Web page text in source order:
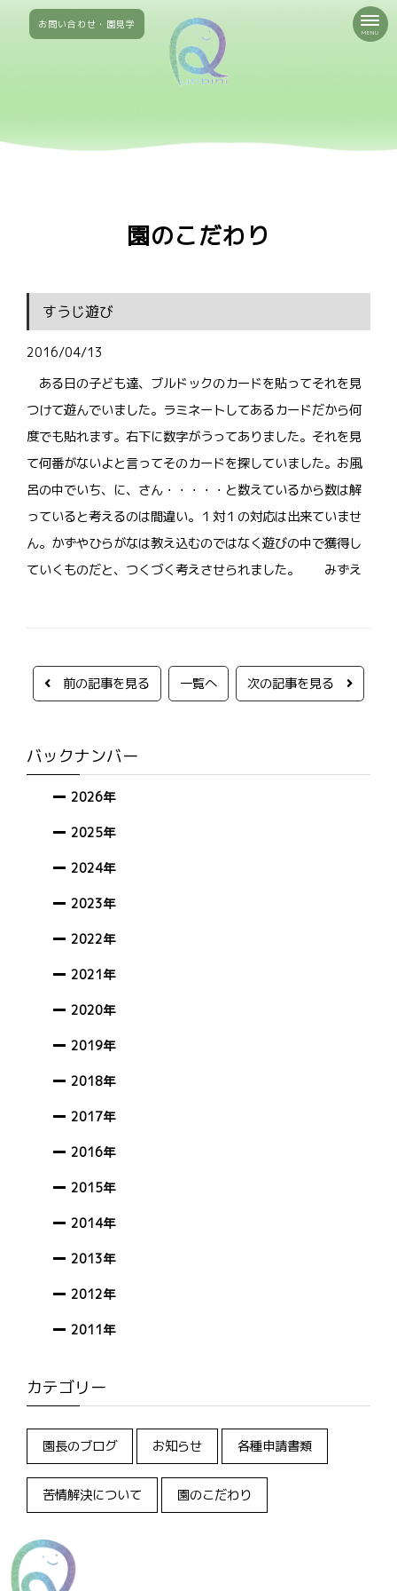
お問い合わせ・園見学
MENU
園のこだわり
すうじ遊び
2016/04/13
ある日の子ども達、ブルドックのカードを貼ってそれを見
つけて遊んでいました。ラミネートしてあるカードだから何
度でも貼れます。右下に数字がうってありました。それを見
て何番がないよと言ってそのカードを探していました。お風
呂の中でいち、に、さん・・・・・と数えているから数は解
っていると考えるのは間違い。１対１の対応は出来ていませ
ん。かずやひらがなは教え込むのではなく遊びの中で獲得し
ていくものだと、つくづく考えさせられました。 みずえ
前の記事を見る 一覧へ 次の記事を見る
バックナンバー
2026年
2025年
2024年
2023年
2022年
2021年
2020年
2019年
2018年
2017年
2016年
2015年
2014年
2013年
2012年
2011年
カテゴリー
園長のブログ お知らせ 各種申請書類
苦情解決について 園のこだわり